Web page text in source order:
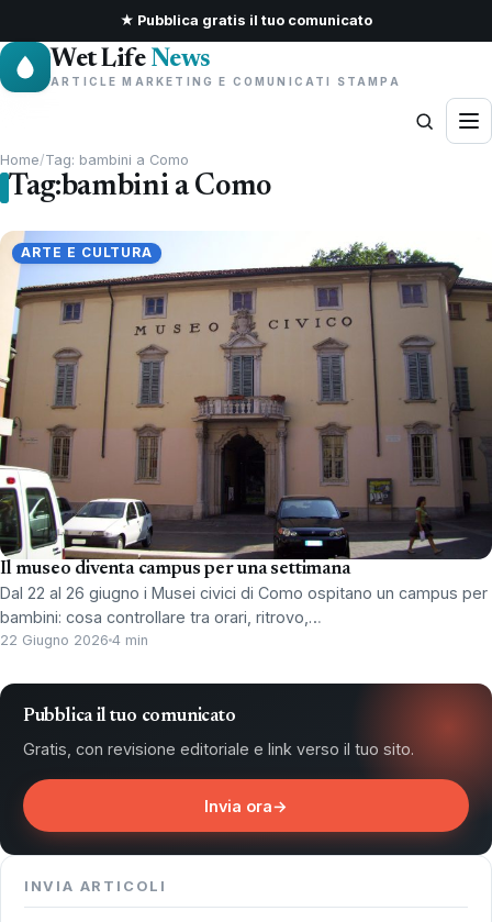
★ Pubblica gratis il tuo comunicato
Wet Life News
ARTICLE MARKETING E COMUNICATI STAMPA
Home/Tag: bambini a Como
Tag:bambini a Como
ARTE E CULTURA
Il museo diventa campus per una settimana
Dal 22 al 26 giugno i Musei civici di Como ospitano un campus per
bambini: cosa controllare tra orari, ritrovo,…
22 Giugno 2026 4 min
Pubblica il tuo comunicato
Gratis, con revisione editoriale e link verso il tuo sito.
Invia ora→
INVIA ARTICOLI